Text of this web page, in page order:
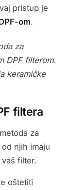
pristup je
om.
za
DPF filterom.
keramičke
filtera
za
njih imaju
filter.
oštetiti